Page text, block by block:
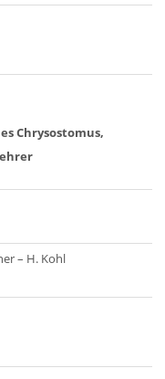
Chrysostomus,
– H. Kohl